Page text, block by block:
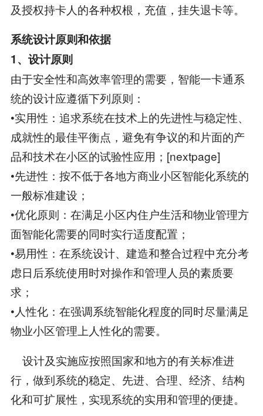
及授权持卡人的各种权根，充值，挂失退卡等。
系统设计原则和依据
1、设计原则
由于安全性和高效率管理的需要，智能一卡通系
统的设计应遵循下列原则：
•实用性：追求系统在技术上的先进性与稳定性、
成就性的最佳平衡点，避免有争议的和片面的产
品和技术在小区的试验性应用；[nextpage]
•先进性：按不低于各地方商业小区智能化系统的
一般标准建设；
•优化原则：在满足小区内住户生活和物业管理方
面智能化需要的同时实行适度配置；
•易用性：在系统设计、建造和整合过程中充分考
虑日后系统使用时对操作和管理人员的素质要
求；
•人性化：在强调系统智能化程度的同时尽量满足
物业小区管理上人性化的需要。
设计及实施应按照国家和地方的有关标准进
行，做到系统的稳定、先进、合理、经济、结构
化和可扩展性，实现系统的实用和管理的便捷。